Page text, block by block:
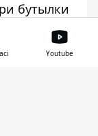
бутылки
товар
Youtube